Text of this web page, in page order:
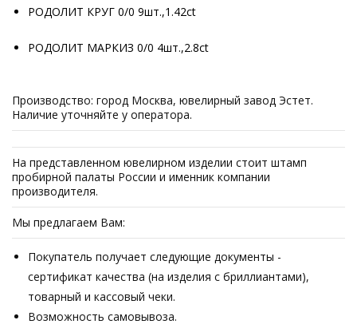
РОДОЛИТ КРУГ 0/0 9шт.,1.42ct
РОДОЛИТ МАРКИЗ 0/0 4шт.,2.8ct
Производство: город Москва, ювелирный завод Эстет.
Наличие уточняйте у оператора.
На представленном ювелирном изделии стоит штамп
пробирной палаты России и именник компании
производителя.
Мы предлагаем Вам:
Покупатель получает следующие документы -
сертификат качества (на изделия с бриллиантами),
товарный и кассовый чеки.
Возможность самовывоза.